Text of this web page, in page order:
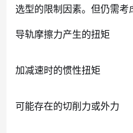
选型的限制因素。但仍需考
导轨摩擦力产生的扭矩
加减速时的惯性扭矩
可能存在的切削力或外力